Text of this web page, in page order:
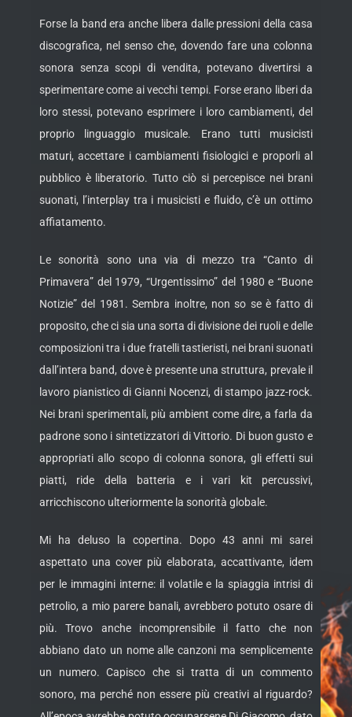
Forse la band era anche libera dalle pressioni della casa
discografica, nel senso che, dovendo fare una colonna
sonora senza scopi di vendita, potevano divertirsi a
sperimentare come ai vecchi tempi. Forse erano liberi da
loro stessi, potevano esprimere i loro cambiamenti, del
proprio linguaggio musicale. Erano tutti musicisti
maturi, accettare i cambiamenti fisiologici e proporli al
pubblico è liberatorio. Tutto ciò si percepisce nei brani
suonati, l’interplay tra i musicisti e fluido, c’è un ottimo
affiatamento.
Le sonorità sono una via di mezzo tra “Canto di
Primavera” del 1979, “Urgentissimo” del 1980 e “Buone
Notizie” del 1981. Sembra inoltre, non so se è fatto di
proposito, che ci sia una sorta di divisione dei ruoli e delle
composizioni tra i due fratelli tastieristi, nei brani suonati
dall’intera band, dove è presente una struttura, prevale il
lavoro pianistico di Gianni Nocenzi, di stampo jazz-rock.
Nei brani sperimentali, più ambient come dire, a farla da
padrone sono i sintetizzatori di Vittorio. Di buon gusto e
appropriati allo scopo di colonna sonora, gli effetti sui
piatti, ride della batteria e i vari kit percussivi,
arricchiscono ulteriormente la sonorità globale.
Mi ha deluso la copertina. Dopo 43 anni mi sarei
aspettato una cover più elaborata, accattivante, idem
per le immagini interne: il volatile e la spiaggia intrisi di
petrolio, a mio parere banali, avrebbero potuto osare di
più. Trovo anche incomprensibile il fatto che non
abbiano dato un nome alle canzoni ma semplicemente
un numero. Capisco che si tratta di un commento
sonoro, ma perché non essere più creativi al riguardo?